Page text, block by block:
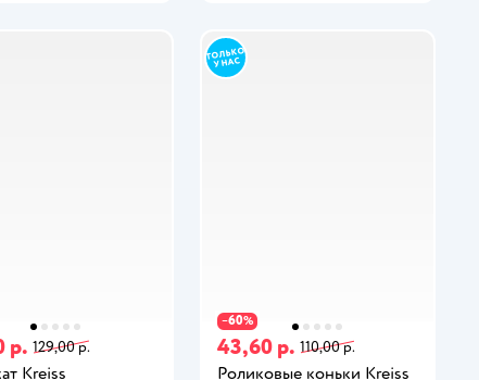
р. 129,00 р.
Kreiss
−60%
43,60 р. 110,00 р.
Роликовые коньки Kreiss